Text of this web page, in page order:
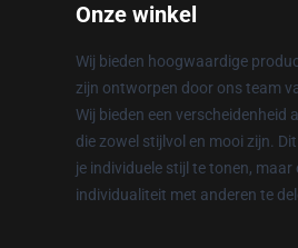
Onze winkel
Wij bieden hoogwaardige
zijn ontworpen door ons team
Wij bieden een verscheidenheid
die zowel stijlvol en mooi zijn.
je individuele stijl te tonen, maar
individualiteit met anderen te